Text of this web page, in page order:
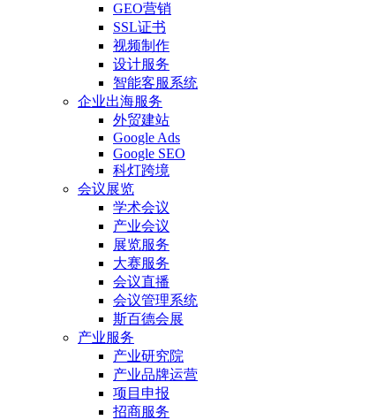
GEO营销
SSL证书
视频制作
设计服务
智能客服系统
企业出海服务
外贸建站
Google Ads
Google SEO
科灯跨境
会议展览
学术会议
产业会议
展览服务
大赛服务
会议直播
会议管理系统
斯百德会展
产业服务
产业研究院
产业品牌运营
项目申报
招商服务